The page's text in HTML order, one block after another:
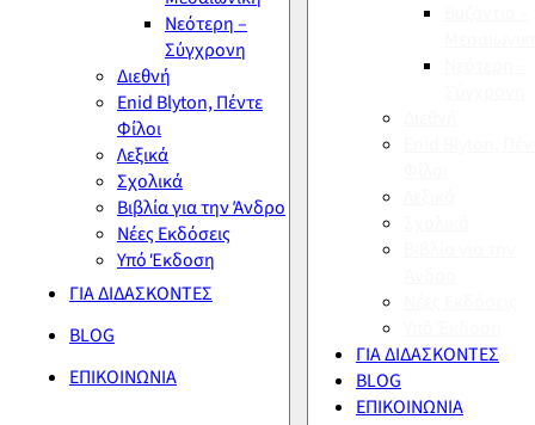
Νεότερη –
Σύγχρονη
Διεθνή
Enid Blyton, Πέντε
Φίλοι
Λεξικά
Σχολικά
Βιβλία για την Άνδρο
Νέες Εκδόσεις
Υπό Έκδοση
ΓΙΑ ΔΙΔΑΣΚΟΝΤΕΣ
BLOG
ΕΠΙΚΟΙΝΩΝΙΑ
ΓΙΑ ΔΙΔΑΣΚΟΝΤΕΣ
BLOG
ΕΠΙΚΟΙΝΩΝΙΑ